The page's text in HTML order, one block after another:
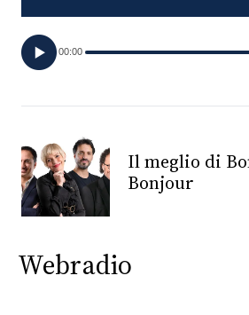
PRINCIPATO
DI
MONACO
CONSIGLIA
00:00
Il meglio di
Bonjour
Webradio